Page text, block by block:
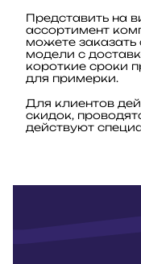
Представить на
ассортимент
можете
модели с
короткие сроки
для примерки.
Для клиентов
скидок,
действуют